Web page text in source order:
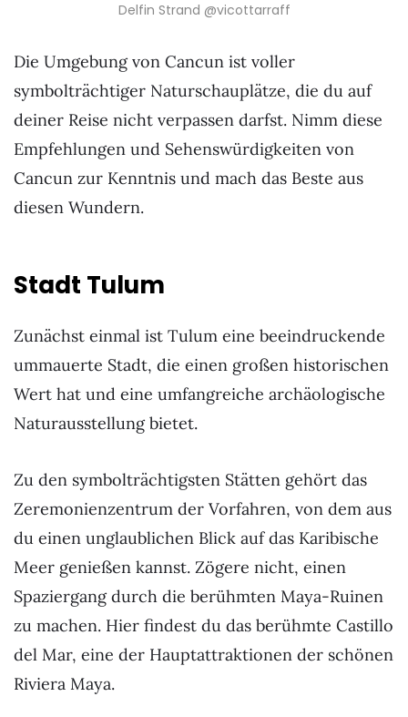
Delfin Strand @vicottarraff
Die Umgebung von Cancun ist voller
symbolträchtiger Naturschauplätze, die du auf
deiner Reise nicht verpassen darfst. Nimm diese
Empfehlungen und Sehenswürdigkeiten von
Cancun zur Kenntnis und mach das Beste aus
diesen Wundern.
Stadt Tulum
Zunächst einmal ist Tulum eine beeindruckende
ummauerte Stadt, die einen großen historischen
Wert hat und eine umfangreiche archäologische
Naturausstellung bietet.
Zu den symbolträchtigsten Stätten gehört das
Zeremonienzentrum der Vorfahren, von dem aus
du einen unglaublichen Blick auf das Karibische
Meer genießen kannst. Zögere nicht, einen
Spaziergang durch die berühmten Maya-Ruinen
zu machen. Hier findest du das berühmte Castillo
del Mar, eine der Hauptattraktionen der schönen
Riviera Maya.